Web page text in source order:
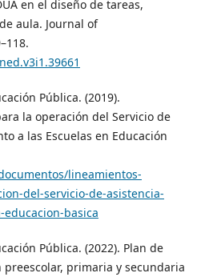
en el diseño de tareas,
aula. Journal of
Pública. (2019).
la operación del Servicio de
a las Escuelas en Educación
lineamientos-
del-servicio-de-asistencia-
basica
Pública. (2022). Plan de
primaria y secundaria